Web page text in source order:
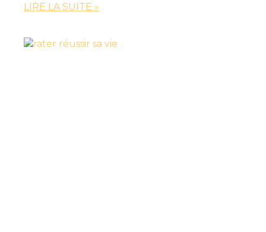
LIRE LA SUITE »